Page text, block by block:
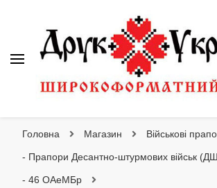
Головна Магазин Військові
- Прапори Десантно-штурмових військ
- 46 ОАеМБр